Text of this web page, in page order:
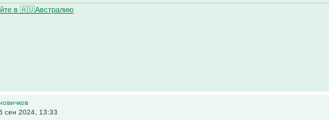
в 🇦🇺Австралию
сен 2024, 13:33